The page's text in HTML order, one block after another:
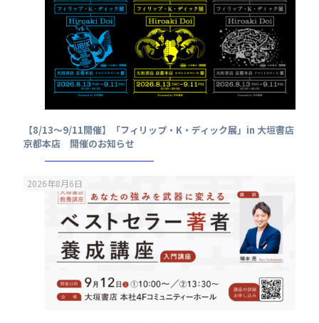
【8/13～9/11開催】「フィリップ・K・ディック展」in 大垣書店
京都本店 開催のお知らせ
2026年8月6日